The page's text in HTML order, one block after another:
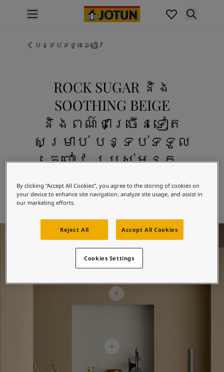
គំនូរខាងក្នុង
ផលិតផលផ្នែកខាងក្រៅ
ពណ៌ថ្នាំលាបខាងក្នុង
ពណ៌ខាងក្នុងទាំងអស់។
ពណ៌ថ្នាំលាបខាងក្រៅ
ពណ៌ខាងក្រៅទាំងអស់។
ជម្រើសពណ៌
Colour Tools
ការបំផុសគំនិត
ការបំផុសគំនិតពីផ្នែកខាងក្នុងផ្ទះ
Blog សំរាប់ការរស់នៅដែលពោរពេញដោយការការបំផុសគំនិ
អត្ថបទ
លាបពណ៌ផ្ទះរបស់អ្នក
តារាង​ទិន្នន័យ
Soulful Spaces - ជម្រើសពណ៌ចុងក្រោយបំផុតពី Jotun
បន្ទប់ទទួលភ្ញៀវ
ROCK SUGAR និង
SOOTHING BEIGE
និងពណ៌ជាច្រើនទៀត
សម្រាប់ បន្ទប់ទទួល
ភ្ញៀវ របស់អ្នក
ជាមួយ 12075 SOOTHING BEIGE និងពណ៌
ដ៏ស្រស់ស្អាតផ្សេងទៀត
Living Room Inspiration
By clicking “Accept All Cookies”, you agree to the storing of cookies on
your device to enhance site navigation, analyze site usage, and assist in
our marketing efforts.
Reject All Accept All Cookies
Cookies Settings